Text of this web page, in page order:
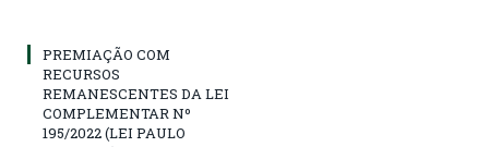
PREMIAÇÃO COM
RECURSOS
REMANESCENTES DA LEI
COMPLEMENTAR Nº
195/2022 (LEI PAULO